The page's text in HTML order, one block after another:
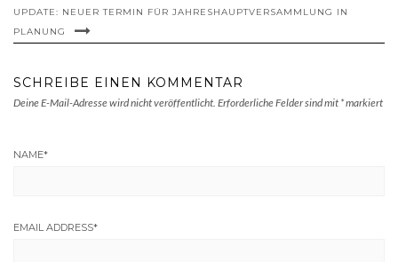
UPDATE: NEUER TERMIN FÜR JAHRESHAUPTVERSAMMLUNG IN
PLANUNG
SCHREIBE EINEN KOMMENTAR
Deine E-Mail-Adresse wird nicht veröffentlicht. Erforderliche Felder sind mit *markiert
NAME*
EMAIL ADDRESS*